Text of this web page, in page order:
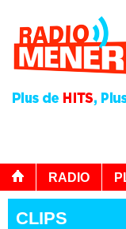
RADIO
CLIPS